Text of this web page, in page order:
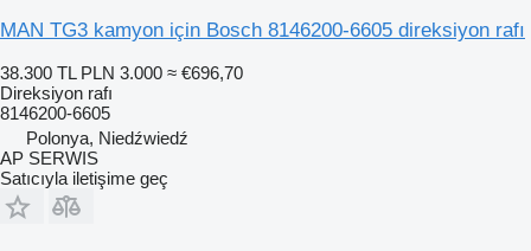
MAN TG3 kamyon için Bosch 8146200-6605 direksiyon rafı
38.300 TL PLN 3.000 ≈ €696,70
Direksiyon rafı
8146200-6605
Polonya, Niedźwiedź
AP SERWIS
Satıcıyla iletişime geç